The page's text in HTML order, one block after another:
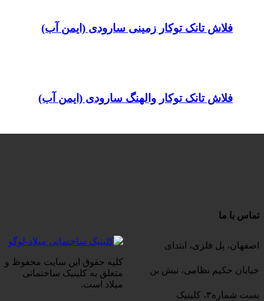
فلاش تانک توکار زمینی سارودی (ایمن آب)
فلاش تانک توکار والهنگ سارودی (ایمن آب)
کلیه حقوق این سایت محفوظ و
متعلق به کلینیک ساختمانی
میلاد است.
تماس با ما
اصفهان، پل فلزی، ابتدای
خیابان حکیم نظامی، نبش بن
بست شماره۳، کلینیک